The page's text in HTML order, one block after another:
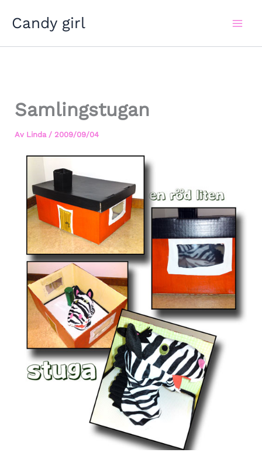
Candy girl
Samlingstugan
Av Linda / 2009/09/04